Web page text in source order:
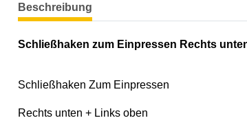
Beschreibung
Schließhaken zum Einpressen Rechts
Schließhaken Zum Einpressen
Rechts unten + Links oben